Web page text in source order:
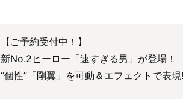
【ご予約受付中！】
新No.2ヒーロー「速すぎる男」が登場！
“個性”「剛翼」を可動＆エフェクトで表現